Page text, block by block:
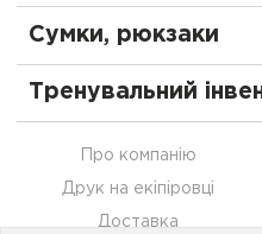
Сумки, рюкзаки
Тренувальний
Про компанію
Друк на екіпіровці
Доставка